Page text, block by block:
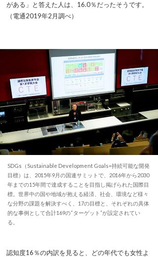
がある」と答えた人は、16.0％だったそうです。
（電通2019年2月調べ）
SDGs（Sustainable Development Goals=持続可能な開発
目標）は、2015年9月の国連サミットで、2016年から2030
年までの15年間で達成することを目指し掲げられた国際目
標。世界中の国や地域が抱える経済、社会、環境など様々
な分野の課題を解決すべく、17の目標と、それぞれの具体
的な事例として合計169の“ターゲット”が設定されてい
る。
認知度16％の内訳を見ると、どの年代でも女性よ